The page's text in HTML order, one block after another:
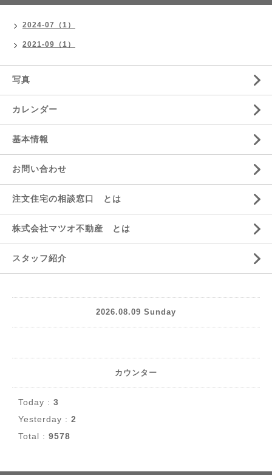
2024-07（1）
2021-09（1）
写真
カレンダー
基本情報
お問い合わせ
注文住宅の相談窓口 とは
株式会社マツオ不動産 とは
スタッフ紹介
2026.08.09 Sunday
カウンター
Today : 3
Yesterday : 2
Total : 9578